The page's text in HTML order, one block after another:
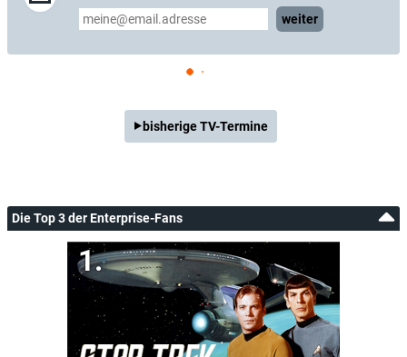
weiter
bisherige TV-Termine
Die Top 3 der Enterprise-Fans